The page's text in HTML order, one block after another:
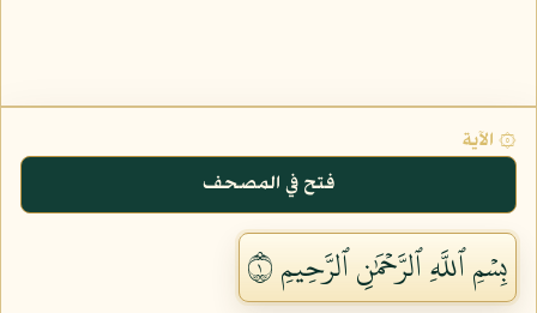
۞ الآية
فتح في المصحف
بِسۡمِ ٱللَّهِ ٱلرَّحۡمَٰنِ ٱلرَّحِيمِ ١